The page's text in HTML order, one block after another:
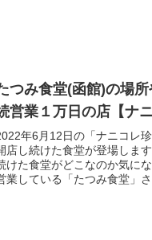
つみ食堂(函館)の場
営業１万日の店【ナ
年6月12日の「ナニコレ
店し続けた食堂が登場しま
けた食堂がどこなのか気に
業している「たつみ食堂」